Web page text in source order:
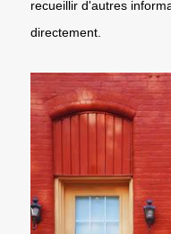
recueillir d'autres
directement.